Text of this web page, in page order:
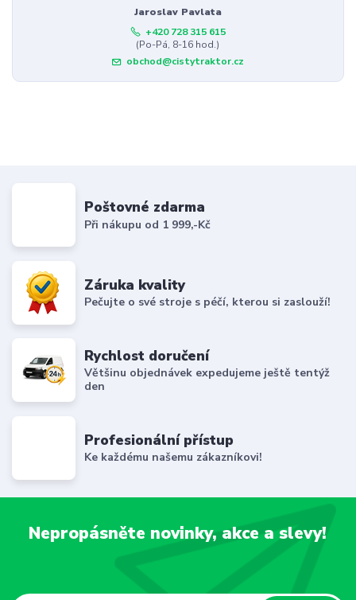
Jaroslav Pavlata
+420 728 315 615
(Po-Pá, 8-16 hod.)
obchod@cistytraktor.cz
Poštovné zdarma
Při nákupu od 1 999,-Kč
Záruka kvality
Pečujte o své stroje s péčí, kterou si zaslouží!
Rychlost doručení
Většinu objednávek expedujeme ještě tentýž
den
Profesionální přístup
Ke každému našemu zákazníkovi!
Nepropásněte novinky, akce a slevy!